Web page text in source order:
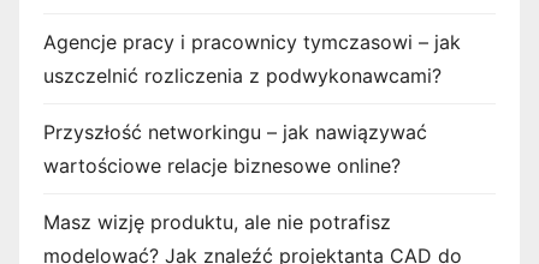
Agencje pracy i pracownicy tymczasowi – jak
uszczelnić rozliczenia z podwykonawcami?
Przyszłość networkingu – jak nawiązywać
wartościowe relacje biznesowe online?
Masz wizję produktu, ale nie potrafisz
modelować? Jak znaleźć projektanta CAD do